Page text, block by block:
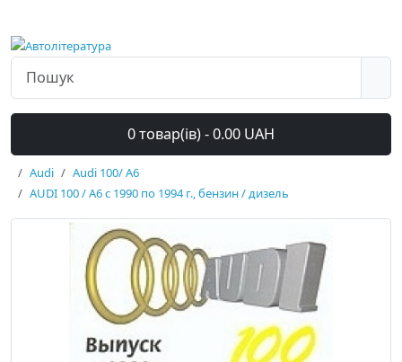
0 товар(ів) - 0.00 UAH
Audi
Audi 100/ А6
AUDI 100 / A6 с 1990 по 1994 г., бензин / дизель